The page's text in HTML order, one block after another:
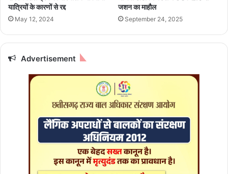
म
यात्रियों के कारणों से रद्द
May 12, 2024
जशन का माहौल
September 24, 2025
Advertisement